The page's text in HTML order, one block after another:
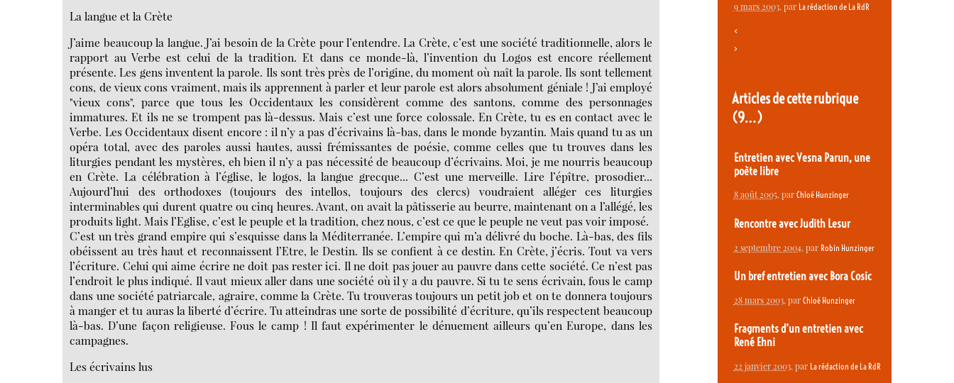
La langue et la Crète
J’aime beaucoup la langue. J’ai besoin de la Crète pour l’entendre. La Crète, c’est une société traditionnelle, alors le
rapport au Verbe est celui de la tradition. Et dans ce monde-là, l’invention du Logos est encore réellement
présente. Les gens inventent la parole. Ils sont très près de l’origine, du moment où naît la parole. Ils sont tellement
cons, de vieux cons vraiment, mais ils apprennent à parler et leur parole est alors absolument géniale ! J’ai employé
"vieux cons", parce que tous les Occidentaux les considèrent comme des santons, comme des personnages
immatures. Et ils ne se trompent pas là-dessus. Mais c’est une force colossale. En Crète, tu es en contact avec le
Verbe. Les Occidentaux disent encore : il n’y a pas d’écrivains là-bas, dans le monde byzantin. Mais quand tu as un
opéra total, avec des paroles aussi hautes, aussi frémissantes de poésie, comme celles que tu trouves dans les
liturgies pendant les mystères, eh bien il n’y a pas nécessité de beaucoup d’écrivains. Moi, je me nourris beaucoup
en Crète. La célébration à l’église, le logos, la langue grecque... C’est une merveille. Lire l’épître, prosodier...
Aujourd’hui des orthodoxes (toujours des intellos, toujours des clercs) voudraient alléger ces liturgies
interminables qui durent quatre ou cinq heures. Avant, on avait la pâtisserie au beurre, maintenant on a l’allégé, les
produits light. Mais l’Eglise, c’est le peuple et la tradition, chez nous, c’est ce que le peuple ne veut pas voir imposé.
C’est un très grand empire qui s’esquisse dans la Méditerranée. L’empire qui m’a délivré du boche. Là-bas, des fils
obéissent au très haut et reconnaissent l’Etre, le Destin. Ils se confient à ce destin. En Crète, j’écris. Tout va vers
l’écriture. Celui qui aime écrire ne doit pas rester ici. Il ne doit pas jouer au pauvre dans cette société. Ce n’est pas
l’endroit le plus indiqué. Il vaut mieux aller dans une société où il y a du pauvre. Si tu te sens écrivain, fous le camp
dans une société patriarcale, agraire, comme la Crète. Tu trouveras toujours un petit job et on te donnera toujours
à manger et tu auras la liberté d’écrire. Tu atteindras une sorte de possibilité d’écriture, qu’ils respectent beaucoup
là-bas. D’une façon religieuse. Fous le camp ! Il faut expérimenter le dénuement ailleurs qu’en Europe, dans les
campagnes.
Les écrivains lus
9 mars 2003, par La rédaction de La RdR
<
>
Articles de cette rubrique
(9…)
Entretien avec Vesna Parun, une
poète libre
8 août 2005, par Chloé Hunzinger
Rencontre avec Judith Lesur
2 septembre 2004, par Robin Hunzinger
Un bref entretien avec Bora Cosic
28 mars 2003, par Chloé Hunzinger
Fragments d’un entretien avec
René Ehni
22 janvier 2003, par La rédaction de La RdR